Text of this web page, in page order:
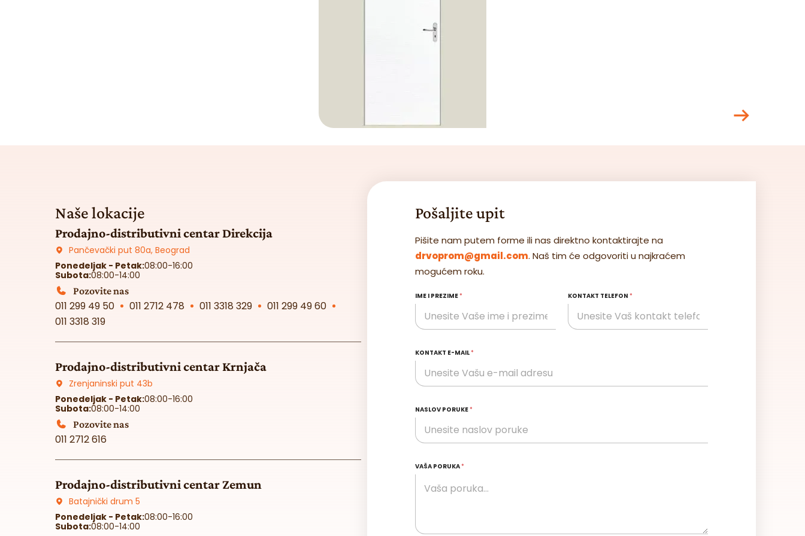
Naše lokacije
Prodajno-distributivni centar Direkcija
Pančevački put 80a, Beograd
Ponedeljak - Petak:08:00-16:00
Subota:08:00-14:00
Pozovite nas
011 299 49 50 011 2712 478 011 3318 329
011 299 49 60
011 3318 319
Prodajno-distributivni centar Krnjača
Zrenjaninski put 43b
Ponedeljak - Petak:08:00-16:00
Subota:08:00-14:00
Pozovite nas
011 2712 616
Prodajno-distributivni centar Zemun
Batajnički drum 5
Ponedeljak - Petak:08:00-16:00
Subota:08:00-14:00
Pošaljite upit
Pišite nam putem forme ili nas direktno kontaktirajte na
drvoprom@gmail.com. Naš tim će odgovoriti u najkraćem
mogućem roku.
IME I PREZIME* KONTAKT TELEFON *
KONTAKT E-MAIL*
NASLOV PORUKE*
VAŠA PORUKA*